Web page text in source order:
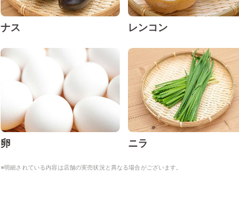
ナス レンコン
卵 ニラ
※明細されている内容は店舗の実売状況と異なる場合がございます。